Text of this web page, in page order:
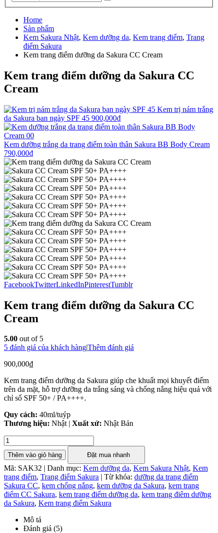
Home
Sản phẩm
Kem Sakura Nhật, Kem dưỡng da, Kem trang điểm, Trang
điểm Sakura
Kem trang điểm dưỡng da Sakura CC Cream
Kem trang điểm dưỡng da Sakura CC
Cream
Kem trị nám trắng
da Sakura ban ngày SPF 45 900,000₫
Kem dưỡng trắng da trang điểm toàn thân Sakura BB Body Cream
790,000₫
FacebookTwitterLinkedInPinterestTumblr
Kem trang điểm dưỡng da Sakura CC
Cream
5.00 out of 5
5 đánh giá của khách hàngThêm đánh giá
900,000₫
Kem trang điểm dưỡng da Sakura giúp che khuất mọi khuyết điểm
trên da mặt, hỗ trợ dưỡng da trắng sáng và chống nắng hiệu quả với
chỉ số SPF 50+ / PA++++.
Quy cách: 40ml/tuýp
Thương hiệu: Nhật | Xuất xứ: Nhật Bản
Thêm vào giỏ hàng Đặt mua nhanh
Mã: SAK32 | Danh mục: Kem dưỡng da, Kem Sakura Nhật, Kem
trang điểm, Trang điểm Sakura | Từ khóa: dưỡng da trang điểm
Sakura CC, kem chống nắng, kem dưỡng da Sakura, kem trang
điểm CC Sakura, kem trang điểm dưỡng da, kem trang điêm dưỡng
da Sakura, Kem trang điểm Sakura
Mô tả
Đánh giá (5)